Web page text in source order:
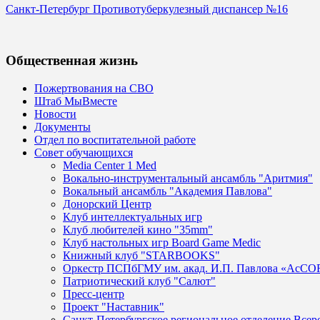
Санкт-Петербург Противотуберкулезный диспансер №16
Общественная жизнь
Пожертвования на СВО
Штаб МыВместе
Новости
Документы
Отдел по воспитательной работе
Совет обучающихся
Media Center 1 Med
Вокально-инструментальный ансамбль "Аритмия"
Вокальный ансамбль "Академия Павлова"
Донорский Центр
Клуб интеллектуальных игр
Клуб любителей кино "35mm"
Клуб настольных игр Board Game Medic
Книжный клуб "STARBOOKS"
Оркестр ПСПбГМУ им. акад. И.П. Павлова
Патриотический клуб "Салют"
Пресс-центр
Проект "Наставник"